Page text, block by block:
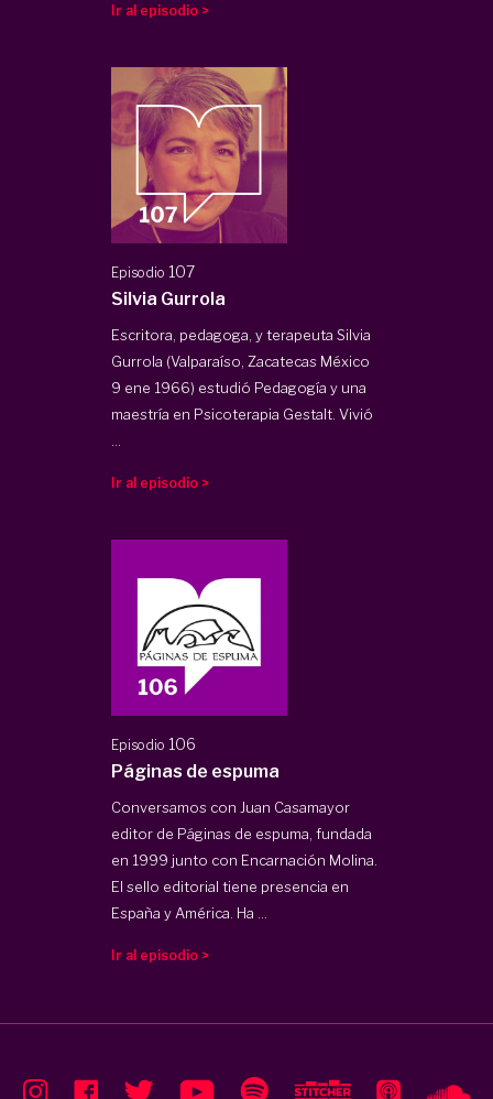
Ir al episodio >
Episodio 107
Silvia Gurrola
Escritora, pedagoga, y terapeuta Silvia
Gurrola (Valparaíso, Zacatecas México
9 ene 1966) estudió Pedagogía y una
maestría en Psicoterapia Gestalt. Vivió
Ir al episodio >
Episodio 106
Páginas de espuma
Conversamos con Juan Casamayor
editor de Páginas de espuma, fundada
en 1999 junto con Encarnación Molina.
El sello editorial tiene presencia en
España y América. Ha ...
Ir al episodio >